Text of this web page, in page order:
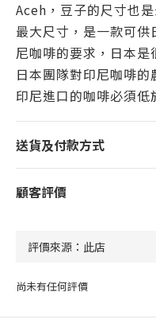
Aceh，豆子的尺寸也
最大尺寸，是一款可
尼咖啡的要求，日本
日本團隊對印尼咖啡
印尼進口的咖啡必須低
送貨及付款方式
顧客評價
尚未有任何評價